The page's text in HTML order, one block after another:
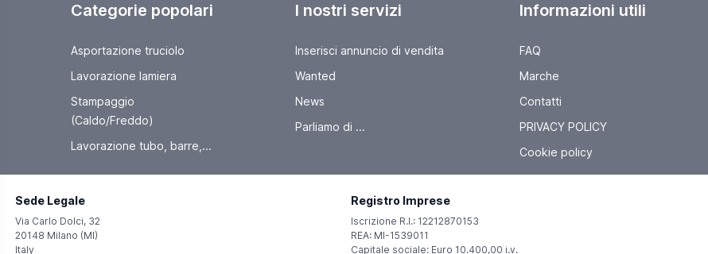
Categorie popolari
Asportazione truciolo
Lavorazione lamiera
Stampaggio
(Caldo/Freddo)
Lavorazione tubo, barre,...
I nostri servizi
Inserisci annuncio di vendita
Wanted
News
Parliamo di ...
Informazioni utili
FAQ
Marche
Contatti
PRIVACY POLICY
Cookie policy
Sede Legale
Via Carlo Dolci, 32
20148 Milano (MI)
Italy
Registro Imprese
Iscrizione R.I.: 12212870153
REA: MI-1539011
Capitale sociale: Euro 10.400,00 i.v.